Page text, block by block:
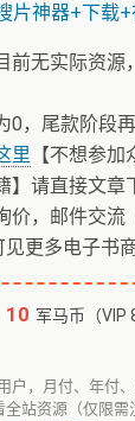
片神器+下载
前无实际资源
0，尾款阶段
里 【不想参
】请直接文章
价，邮件交流
更多电子书商
10 军马币（VIP
户，月付、年付
全站资源（仅限